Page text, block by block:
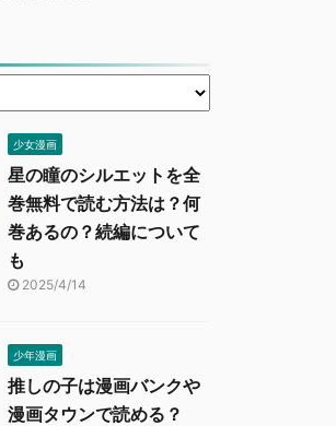
少女漫画
星の瞳のシルエットを全
巻無料で読む方法は？何
巻あるの？続編について
も
2025/4/14
少年漫画
推しの子は漫画バンクや
漫画タウンで読める？